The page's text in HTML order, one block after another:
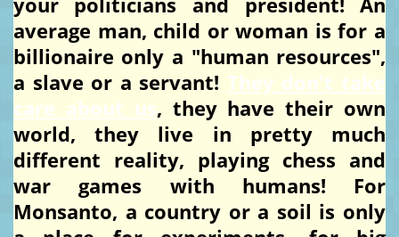
average man, child or woman is for a
billionaire only a "human resources",
a slave or a servant! They don't take
care about us, they have their own
world, they live in pretty much
different reality, playing chess and
war games with humans! For
Monsanto, a country or a soil is only